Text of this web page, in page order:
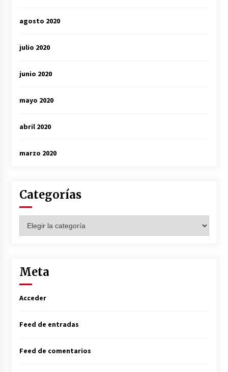
agosto 2020
julio 2020
junio 2020
mayo 2020
abril 2020
marzo 2020
Categorías
Meta
Acceder
Feed de entradas
Feed de comentarios